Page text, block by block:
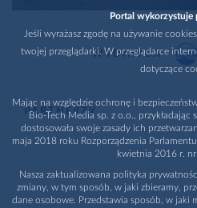
WYDAWCA
PARTNERZY
Portal wykorzystuje
Jeśli wyrażasz zgodę na używanie
twojej przeglądarki. W przeglądarce
dotyczące
Mając na względzie ochronę i
Bio-Tech Media sp. z o.o., przykładając
dostosowała swoje zasady ich
maja 2018 roku Rozporządzenia
kwietnia 2016 r.
Nasza zaktualizowana polityka
zmiany, w tym sposób, w jaki zbieramy,
dane osobowe. Przedstawia sposób, w jaki